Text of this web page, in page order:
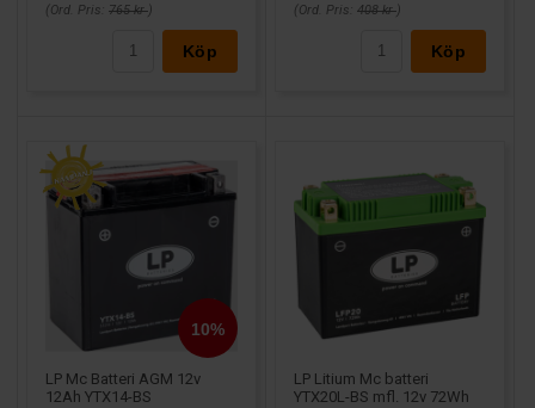
(Ord. Pris: 765 kr)
Köp
(Ord. Pris: 408 kr)
Köp
LP Mc Batteri AGM 12v
12Ah YTX14-BS
LP Litium Mc batteri
YTX20L-BS mfl. 12v 72Wh